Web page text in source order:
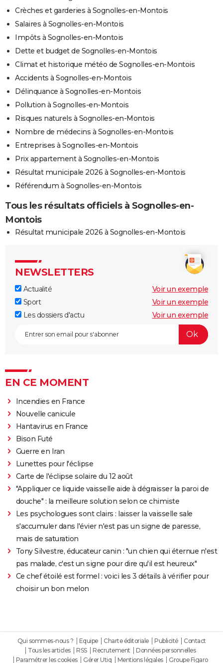
Crèches et garderies à Sognolles-en-Montois
Salaires à Sognolles-en-Montois
Impôts à Sognolles-en-Montois
Dette et budget de Sognolles-en-Montois
Climat et historique météo de Sognolles-en-Montois
Accidents à Sognolles-en-Montois
Délinquance à Sognolles-en-Montois
Pollution à Sognolles-en-Montois
Risques naturels à Sognolles-en-Montois
Nombre de médecins à Sognolles-en-Montois
Entreprises à Sognolles-en-Montois
Prix appartement à Sognolles-en-Montois
Résultat municipale 2026 à Sognolles-en-Montois
Référendum à Sognolles-en-Montois
Tous les résultats officiels à Sognolles-en-
Montois
Résultat municipale 2026 à Sognolles-en-Montois
NEWSLETTERS
Actualité
Voir un exemple
Sport
Voir un exemple
Les dossiers d'actu
Voir un exemple
EN CE MOMENT
Incendies en France
Nouvelle canicule
Hantavirus en France
Bison Futé
Guerre en Iran
Lunettes pour l'éclipse
Carte de l'éclipse solaire du 12 août
"Appliquer ce liquide vaisselle aide à dégraisser la paroi de
douche" : la meilleure solution selon ce chimiste
Les psychologues sont clairs : laisser la vaisselle sale
s'accumuler dans l'évier n'est pas un signe de paresse,
mais de saturation
Tony Silvestre, éducateur canin : "un chien qui éternue n'est
pas malade, c'est un signe pour dire qu'il est heureux"
Ce chef étoilé est formel : voici les 3 détails à vérifier pour
choisir un bon melon
Qui sommes-nous ? Equipe Charte éditoriale Publicité
Contact
Tous les articles
RSS Recrutement
Données personnelles
Paramétrer les cookies
Gérer Utiq Mentions légales Groupe Figaro